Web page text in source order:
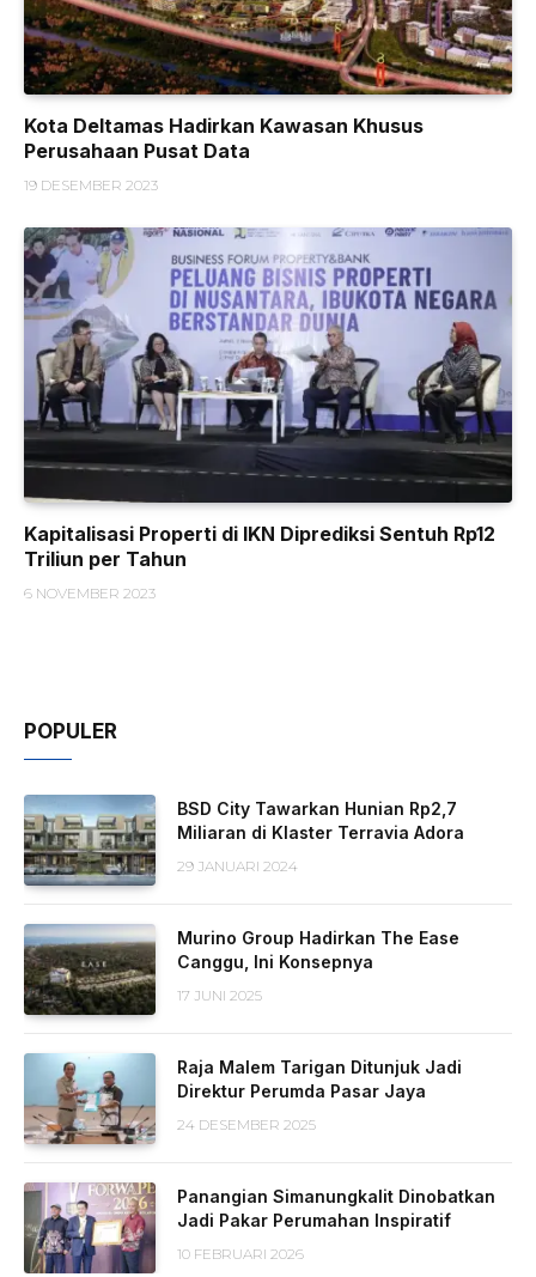
Kota Deltamas Hadirkan Kawasan Khusus
Perusahaan Pusat Data
19 DESEMBER 2023
Kapitalisasi Properti di IKN Diprediksi Sentuh Rp12
Triliun per Tahun
6 NOVEMBER 2023
POPULER
BSD City Tawarkan Hunian Rp2,7
Miliaran di Klaster Terravia Adora
29 JANUARI 2024
Murino Group Hadirkan The Ease
Canggu, Ini Konsepnya
17 JUNI 2025
Raja Malem Tarigan Ditunjuk Jadi
Direktur Perumda Pasar Jaya
24 DESEMBER 2025
Panangian Simanungkalit Dinobatkan
Jadi Pakar Perumahan Inspiratif
10 FEBRUARI 2026